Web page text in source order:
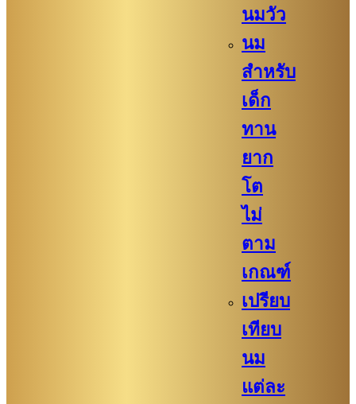
นมวัว
นม
สำหรับ
เด็ก
ทาน
ยาก
โต
ไม่
ตาม
เกณฑ์
เปรียบ
เทียบ
นม
แต่ละ